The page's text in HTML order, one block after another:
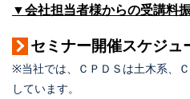
▼会社担当者様からの受講料
セミナー開催スケジュ
※当社では、ＣＰＤＳは土木系、
しています。